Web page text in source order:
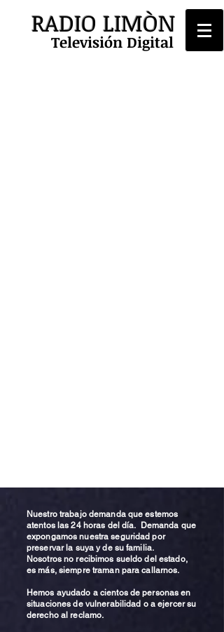
RADIO LIMÒN
Televisión Digital
Nuestro trabajo demanda que estemos
atentos las 24 horas del día. Demanda que
expongamos nuestra seguridad por
preservar la suya y de su familia.
Nosotros no recibimos sueldo del estado,
es más, siempre traman para callarnos.
Hemos ayudado a cientos de personas en
situaciones de vulnerabilidad o a ejercer su
derecho al reclamo.